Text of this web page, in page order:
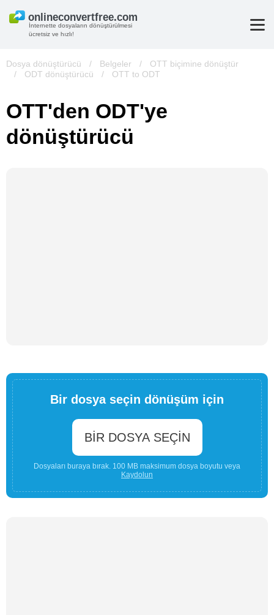
İnternette dosyaların dönüştürülmesi
ücretsiz ve hızlı!
Dosya dönüştürücü / Belgeler /
OTT biçimine dönüştür
/
ODT dönüştürücü / OTT to ODT
OTT'den ODT'ye
dönüştürücü
Bir dosya seçin dönüşüm için
BIR DOSYA SEÇIN
Dosyaları buraya bırak. 100 MB maksimum dosya boyutu veya
Kaydolun